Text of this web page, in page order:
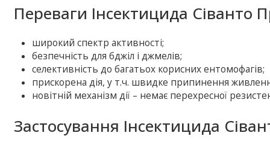
Переваги Інсектицида Сіванто
широкий спектр активності;
безпечність для бджіл і джмелів;
селективність до багатьох корисних ентомофагів;
прискорена дія, у т.ч. швидке припинення
новітній механізм дії – немає перехресної
Застосування Інсектицида